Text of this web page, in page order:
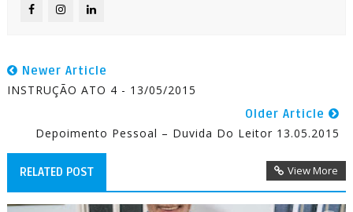
Newer Article
INSTRUÇÃO ATO 4 - 13/05/2015
Older Article
Depoimento Pessoal – Duvida Do Leitor 13.05.2015
RELATED POST View More